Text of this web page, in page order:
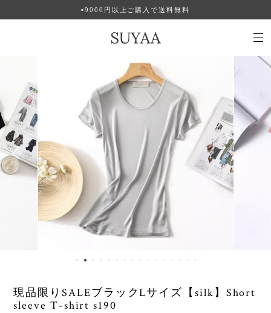
▪︎9000円以上ご購入で送料無料
現品限りSALEブラックLサイズ【silk】Short
sleeve T-shirt s190